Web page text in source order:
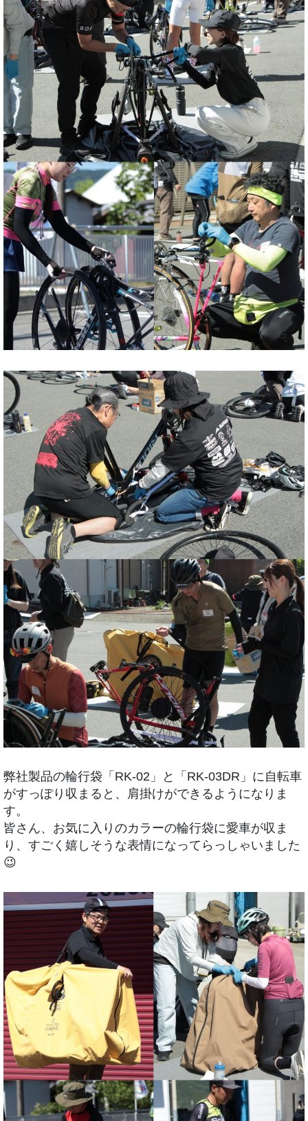
弊社製品の輪行袋「RK-02」と「RK-03DR」に自転車
がすっぽり収まると、肩掛けができるようになりま
す。
皆さん、お気に入りのカラーの輪行袋に愛車が収ま
り、すごく嬉しそうな表情になってらっしゃいました
😉